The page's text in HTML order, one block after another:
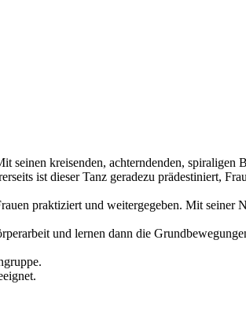
kreisenden, achterndenden, spiraligen
ist dieser Tanz geradezu prädestiniert,
praktiziert und weitergegeben. Mit
und lernen dann die